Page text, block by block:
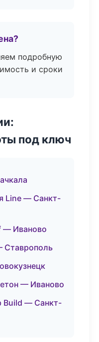
подробную
и сроки
под ключ
Line — Санкт-
— Иваново
Ставрополь
— Иваново
Build — Санкт-